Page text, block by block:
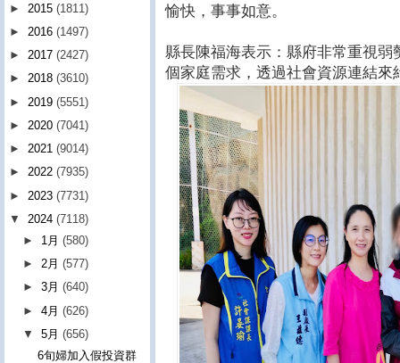
愉快，事事如意。
縣長陳福海表示：縣府非常重視
個家庭需求，透過社會資源連結來
► 2015 (1811)
► 2016 (1497)
► 2017 (2427)
► 2018 (3610)
► 2019 (5551)
► 2020 (7041)
► 2021 (9014)
► 2022 (7935)
► 2023 (7731)
▼ 2024 (7118)
► 1月(580)
►2月(577)
►3月(640)
►4月(626)
▼5月(656)
6旬婦加入假投資群